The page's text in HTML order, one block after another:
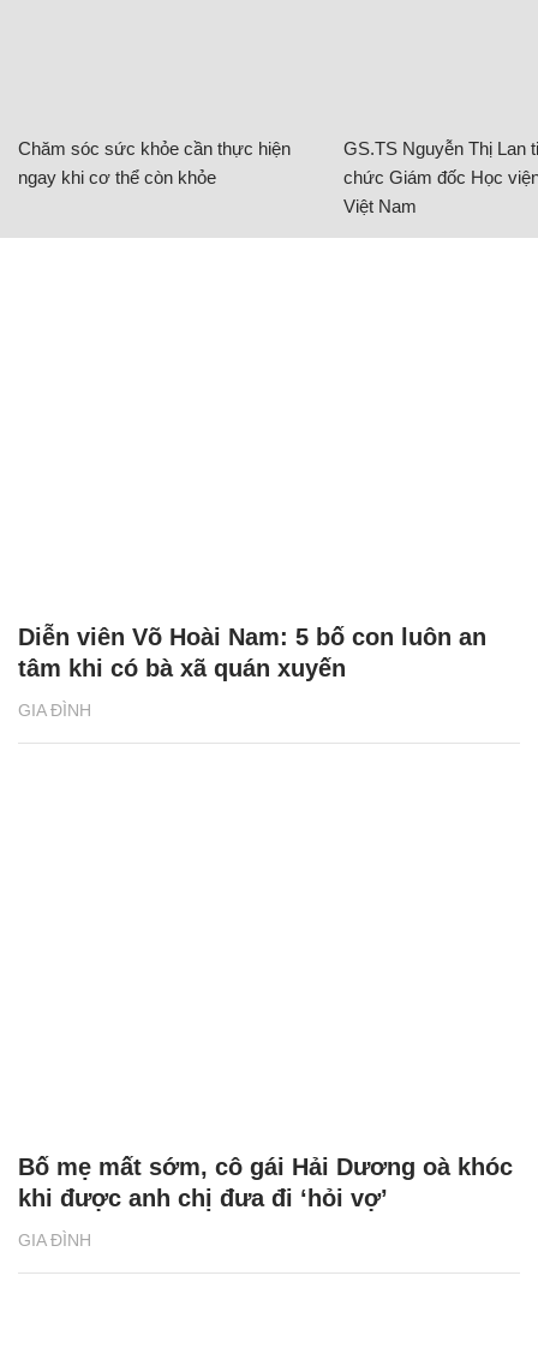
Chăm sóc sức khỏe cần thực hiện
ngay khi cơ thể còn khỏe
GS.TS Nguyễn Thị Lan
chức Giám đốc Học
Việt Nam
GIA ĐÌNH
Diễn viên Võ Hoài Nam: 5 bố con luôn an
tâm khi có bà xã quán xuyến
GIA ĐÌNH
Bố mẹ mất sớm, cô gái Hải Dương oà khóc
khi được anh chị đưa đi ‘hỏi vợ’